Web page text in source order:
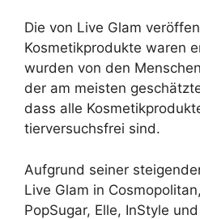
Die von Live Glam
Kosmetikprodukte waren
wurden von den
der am meisten
dass alle
tierversuchsfrei sind.
Aufgrund seiner
Live Glam in
PopSugar, Elle, InStyle